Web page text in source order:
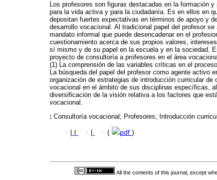
Los profesores son figuras destacadas en la formación y
para la vida activa y para la ciudadanía. Es en ellos en
depositan fuertes expectativas en términos de apoyo y
desarrollo vocacional. Al tradicional papel del profesor
mandato informal que puede desencadenar en el
cuestionamiento acerca de sus propios valores,
sí mismo y de su papel en la escuela y en la sociedad.
proyecto de consultoría a profesores en el área
(1) La comprensión de las variables críticas en el
La búsqueda del papel del profesor como agente activo
organización de estrategias de introducción curricular de
vocacional en el ámbito de sus disciplinas específicas,
diversificación de la visión relativa a los factores que
vocacional.
: Consultoría vocacional; Profesores; Introducción
· · · ( pdf )
All the contents of this journal, except